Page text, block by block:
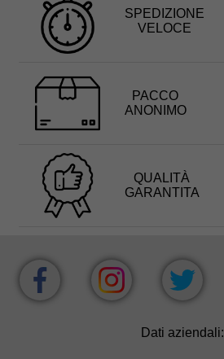
SPEDIZIONE
VELOCE
PACCO
ANONIMO
QUALITÀ
GARANTITA
Dati aziendali: